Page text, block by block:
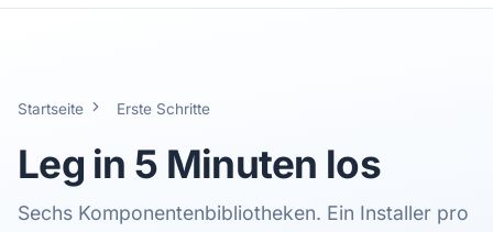
Startseite Erste Schritte
Leg in 5 Minuten los
Sechs Komponentenbibliotheken. Ein Installer pro